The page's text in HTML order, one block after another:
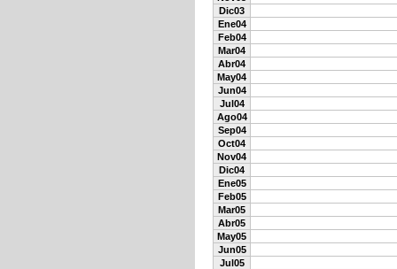
Dic03
Ene04
Feb04
Mar04
Abr04
May04
Jun04
Jul04
Ago04
Sep04
Oct04
Nov04
Dic04
Ene05
Feb05
Mar05
Abr05
May05
Jun05
Jul05